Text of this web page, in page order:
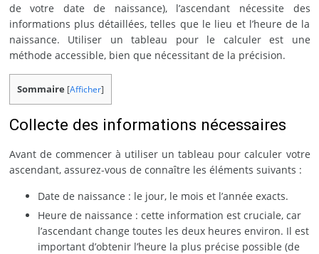
de votre date de naissance), l’ascendant nécessite des
informations plus détaillées, telles que le lieu et l’heure de la
naissance. Utiliser un tableau pour le calculer est une
méthode accessible, bien que nécessitant de la précision.
Sommaire [Afficher]
Collecte des informations nécessaires
Avant de commencer à utiliser un tableau pour calculer votre
ascendant, assurez-vous de connaître les éléments suivants :
Date de naissance : le jour, le mois et l’année exacts.
Heure de naissance : cette information est cruciale, car
l’ascendant change toutes les deux heures environ. Il est
important d’obtenir l’heure la plus précise possible (de